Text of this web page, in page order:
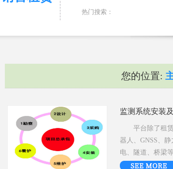
热门搜索：
您的位置:
监测系统安装
平台除了租赁
器人、GNSS、
电、隧道、桥梁
关软